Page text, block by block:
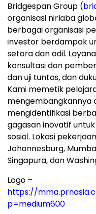
Bridgespan Group (
organisasi nirlaba
berbagai organisasi
investor berdampak
setara dan adil.
konsultasi dan
dan uji tuntas, dan
Kami memetik
mengembangkannya
mengidentifikasi
gagasan inovatif
sosial. Lokasi
Johannesburg,
Singapura, dan
Logo –
https://
p=medium600